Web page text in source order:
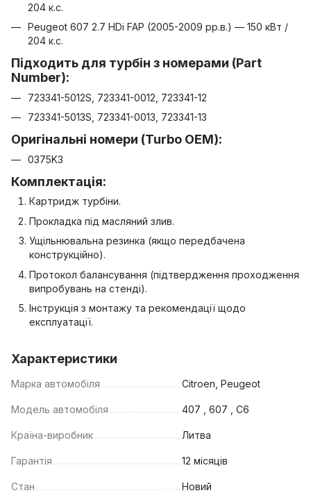
204 к.с.
Peugeot 607 2.7 HDi FAP (2005-2009 рр.в.) — 150 кВт /
204 к.с.
Підходить для турбін з номерами (Part
Number):
723341-5012S, 723341-0012, 723341-12
723341-5013S, 723341-0013, 723341-13
Оригінальні номери (Turbo OEM):
0375K3
Комплектація:
Картридж турбіни.
Прокладка під масляний злив.
Ущільнювальна резинка (якщо передбачена
конструкційно).
Протокол балансування (підтвердження проходження
випробувань на стенді).
Інструкція з монтажу та рекомендації щодо
експлуатації.
Характеристики
Марка автомобіля Citroen, Peugeot
Модель автомобіля 407 , 607 , C6
Країна-виробник Литва
Гарантія 12 місяців
Стан Новий